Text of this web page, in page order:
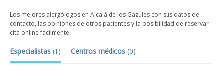
Los mejores alergólogos en Alcalá de los Gazules con sus datos de
contacto, las opiniones de otros pacientes y la posibilidad de reservar
cita online fácilmente.
Especialistas (1 ) Centros médicos (0)